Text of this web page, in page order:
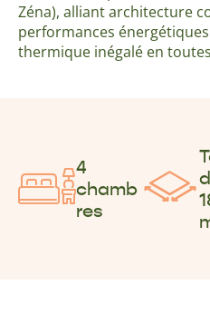
Zéna), alliant architecture
performances
thermique inégalé en
4
chamb
res